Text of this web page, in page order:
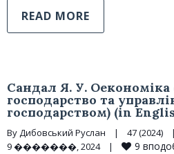
READ MORE
Сандал Я. У.
господарство та
господарством) (in
By Дибовський Руслан | 47 (2024) |
9 �������, 2024
| 9